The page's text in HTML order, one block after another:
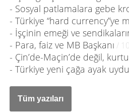
- Sosyal patlamalara gebe
- Türkiye “hard currency”ye
- İşçinin emeği ve
- Para, faiz ve MB Başkanı /
- Çin’de-Maçin’de değil,
- Türkiye yeni çağa ayak